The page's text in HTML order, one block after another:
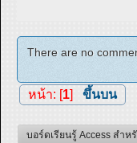
There are no
หน้า: [1] ขึ้นบน
บอร์ดเรียนรู้ Access สำห